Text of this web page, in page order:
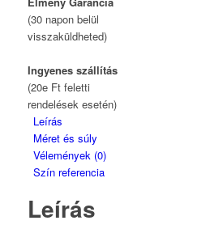
(30 napon belül
visszaküldheted)
Ingyenes szállítás
(20e Ft feletti
rendelések esetén)
Leírás
Méret és súly
Vélemények (0)
Szín referencia
Leírás